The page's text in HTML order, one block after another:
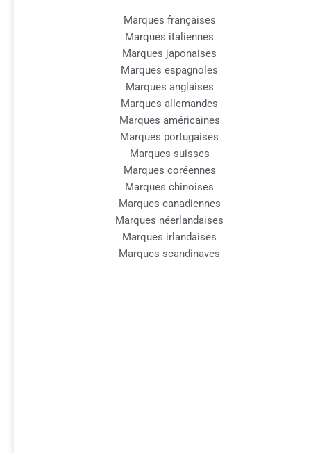
Marques françaises
Marques italiennes
Marques japonaises
Marques espagnoles
Marques anglaises
Marques allemandes
Marques américaines
Marques portugaises
Marques suisses
Marques coréennes
Marques chinoises
Marques canadiennes
Marques néerlandaises
Marques irlandaises
Marques scandinaves